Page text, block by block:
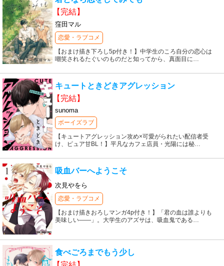
【完結】
窪田マル
恋愛・ラブコメ
【おまけ描き下ろし5p付き！】中学生のころ自分の恋心は
嘲笑されるたぐいのものだと知ってから、真面目に…
キュートときどきアグレッション
【完結】
sunoma
ボーイズラブ
【キュートアグレッション攻め×可愛がられたい配信者受
け、ピュア甘BL！】平凡なカフェ店員・光陽には秘…
吸血バーへようこそ
次見やをら
恋愛・ラブコメ
【おまけ描きおろしマンガ4p付き！】「君の血は誰よりも
美味しい――」。大学生のアズサは、吸血鬼である…
食べごろまでもう少し